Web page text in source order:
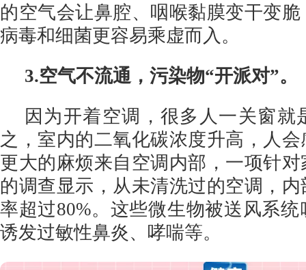
的空气会让鼻腔、咽喉黏膜变干变
病毒和细菌更容易乘虚而入。
3.空气不流通，污染物“开派对”。
因为开着空调，很多人一关窗就
之，室内的二氧化碳浓度升高，人
更大的麻烦来自空调内部，一项针
的调查显示，从未清洗过的空调，
率超过80%。这些微生物被送风系
诱发过敏性鼻炎、哮喘等。